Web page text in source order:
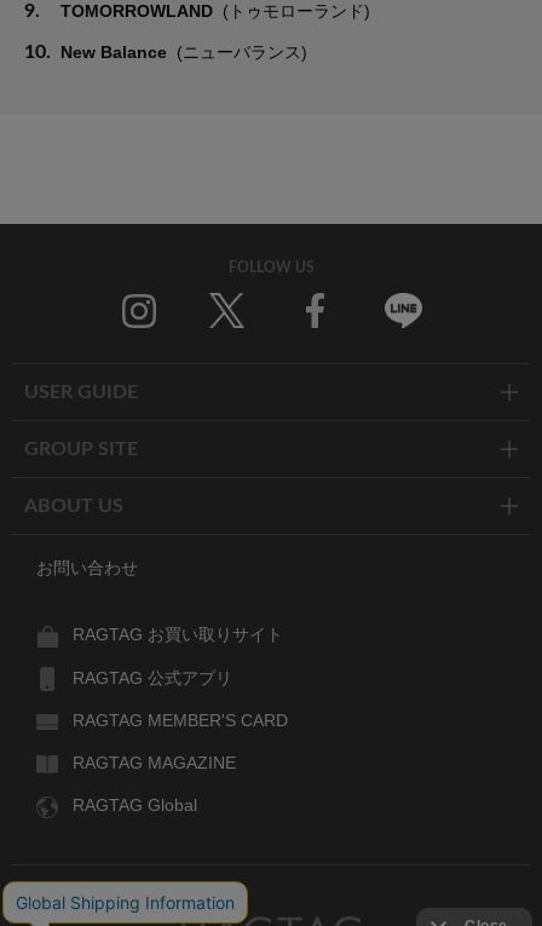
9. TOMORROWLAND (トゥモローランド)
10. New Balance (ニューバランス)
FOLLOW US
USER GUIDE
GROUP SITE
ABOUT US
お問い合わせ
RAGTAG お買い取りサイト
RAGTAG 公式アプリ
RAGTAG MEMBER'S CARD
RAGTAG MAGAZINE
RAGTAG Global